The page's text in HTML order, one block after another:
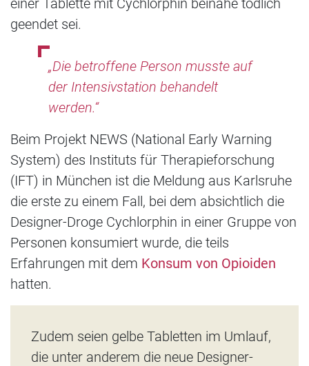
einer Tablette mit Cychlorphin beinahe tödlich
geendet sei.
„Die betroffene Person musste auf
der Intensivstation behandelt
werden.“
Beim Projekt NEWS (National Early Warning
System) des Instituts für Therapieforschung
(IFT) in München ist die Meldung aus Karlsruhe
die erste zu einem Fall, bei dem absichtlich die
Designer-Droge Cychlorphin in einer Gruppe von
Personen konsumiert wurde, die teils
Erfahrungen mit dem Konsum von Opioiden
hatten.
Zudem seien gelbe Tabletten im Umlauf,
die unter anderem die neue Designer-